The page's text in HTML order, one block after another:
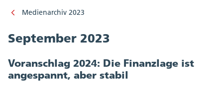
Medienarchiv 2023
September 2023
Voranschlag 2024: Die Finanzlage ist
angespannt, aber stabil